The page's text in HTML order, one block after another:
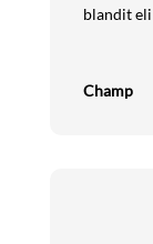
blandit eli
Champ